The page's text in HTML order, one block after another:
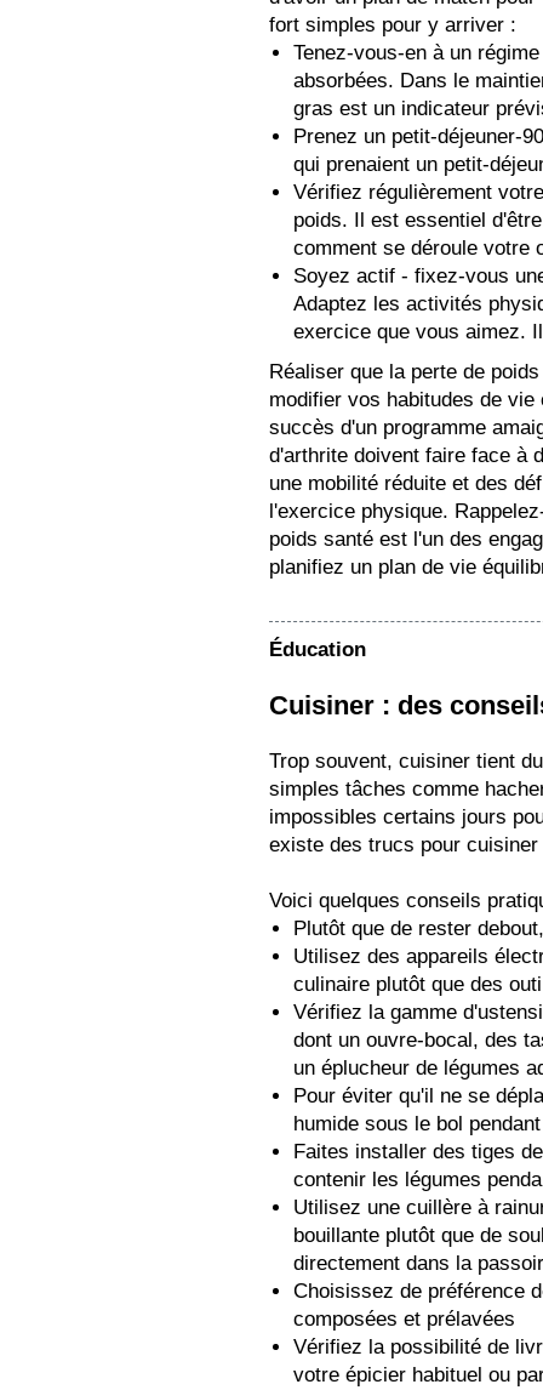
fort simples pour y arriver :
Tenez-vous-en à un
absorbées. Dans le
gras est un indicateur
Prenez un petit-déjeuner-
qui prenaient un petit-
Vérifiez régulièrement
poids. Il est essentiel
comment se déroule votre
Soyez actif - fixez-vous
Adaptez les activités
exercice que vous aimez.
Réaliser que la perte de
modifier vos habitudes de
succès d'un programme
d'arthrite doivent faire face à
une mobilité réduite et des
l'exercice physique.
poids santé est l'un des
planifiez un plan de vie
Éducation
Cuisiner : des
Trop souvent, cuisiner tient
simples tâches comme
impossibles certains jours
existe des trucs pour
Voici quelques conseils
Plutôt que de rester
Utilisez des appareils
culinaire plutôt que des
Vérifiez la gamme
dont un ouvre-bocal, des
un éplucheur de légumes
Pour éviter qu'il ne se
humide sous le bol
Faites installer des tiges
contenir les légumes
Utilisez une cuillère à
bouillante plutôt que de
directement dans la
Choisissez de préférence
composées et prélavées
Vérifiez la possibilité de
votre épicier habituel ou